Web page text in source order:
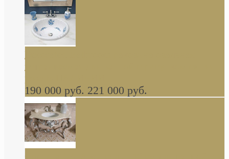
Decorated Bathroom раковина овальная
встраиваемая для ванной с рисунком синяя
роза В НАЛИЧИИ
190 000 руб. 221 000 руб.